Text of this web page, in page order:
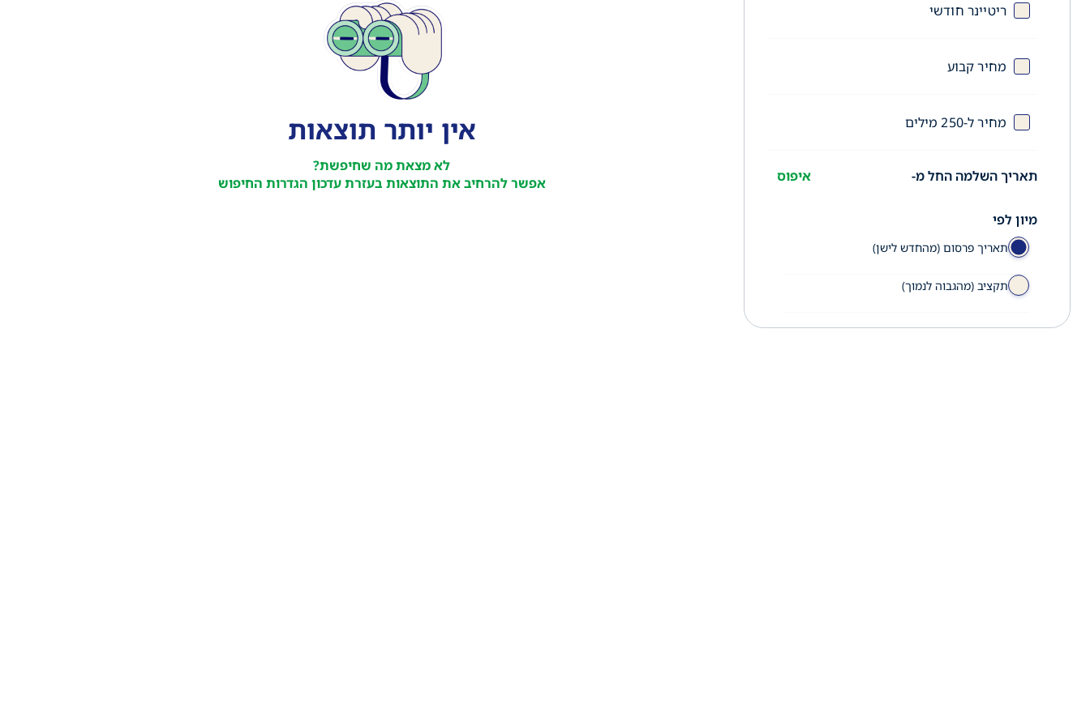
ריטיינר חודשי
מחיר קבוע
מחיר ל-250 מילים
תאריך השלמה החל מ- איפוס
מיון לפי
תאריך פרסום (מהחדש לישן)
תקציב (מהגבוה לנמוך)
אין יותר תוצאות
לא מצאת מה שחיפשת?
אפשר להרחיב את התוצאות בעזרת עדכון הגדרות החיפוש